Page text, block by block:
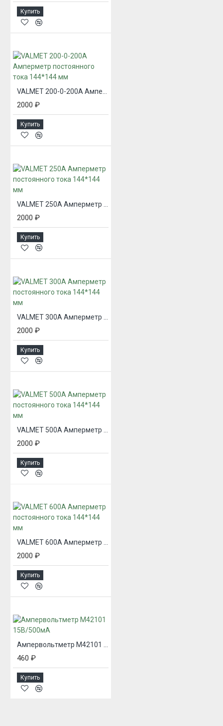
Купить
VALMET 200-0-200А Амперметр постоянного тока 144*144 мм
2000 ₽
Купить
2000 ₽
Купить
2000 ₽
Купить
2000 ₽
Купить
VALMET 600А Амперметр постоянного тока 144*144 мм
2000 ₽
Купить
Ампервольтметр М42101 15В/500мА
460 ₽
Купить